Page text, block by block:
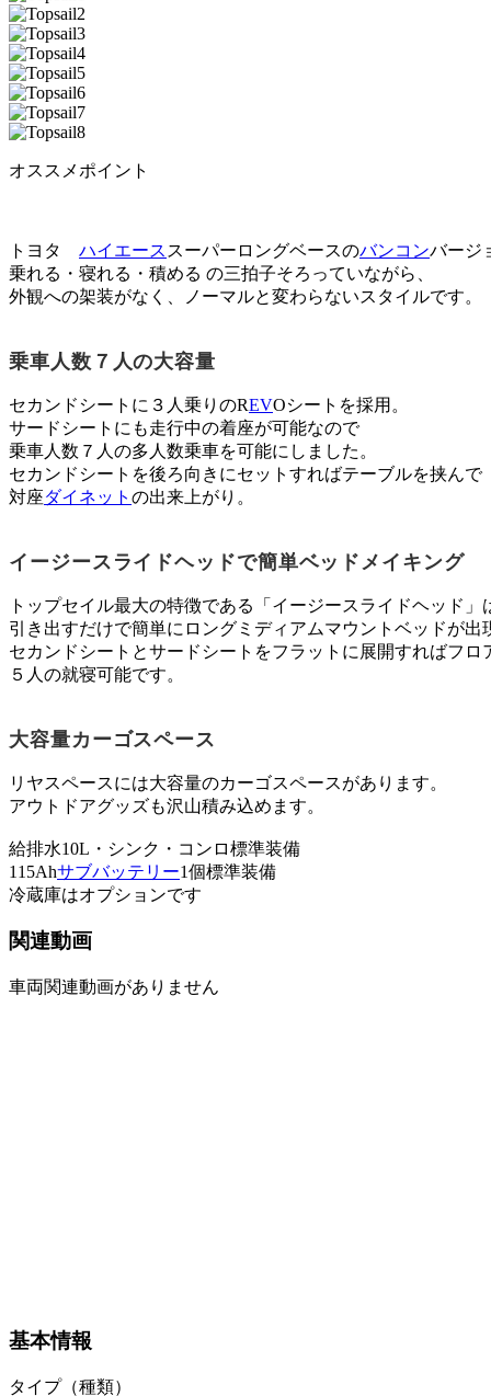
オススメポイント
トヨタ ハイエース スーパーロングベースのバンコンバージ
乗れる・寝れる・積める の三拍子そろっていながら、
外観への架装がなく、ノーマルと変わらないスタイルです。
乗車人数７人の大容量
セカンドシートに３人乗りのREVOシートを採用。
サードシートにも走行中の着座が可能なので
乗車人数７人の多人数乗車を可能にしました。
セカンドシートを後ろ向きにセットすればテーブルを挟んで
対座ダイネット の出来上がり。
イージースライドヘッドで簡単ベッドメイキング
トップセイル最大の特徴である「イージースライドヘッド」
引き出すだけで簡単にロングミディアムマウントベッドが出
セカンドシートとサードシートをフラットに展開すればフロ
５人の就寝可能です。
大容量カーゴスペース
リヤスペースには大容量のカーゴスペースがあります。
アウトドアグッズも沢山積み込めます。
給排水10L・シンク・コンロ標準装備
115Ahサブバッテリー1個標準装備
冷蔵庫はオプションです
関連動画
車両関連動画がありません
基本情報
タイプ（種類）